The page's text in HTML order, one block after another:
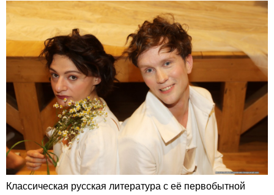
Классическая русская литература с её первобытной